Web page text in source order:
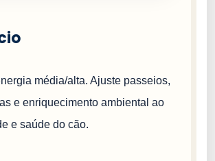
média/alta. Ajuste passeios,
e enriquecimento ambiental ao
e saúde do cão.